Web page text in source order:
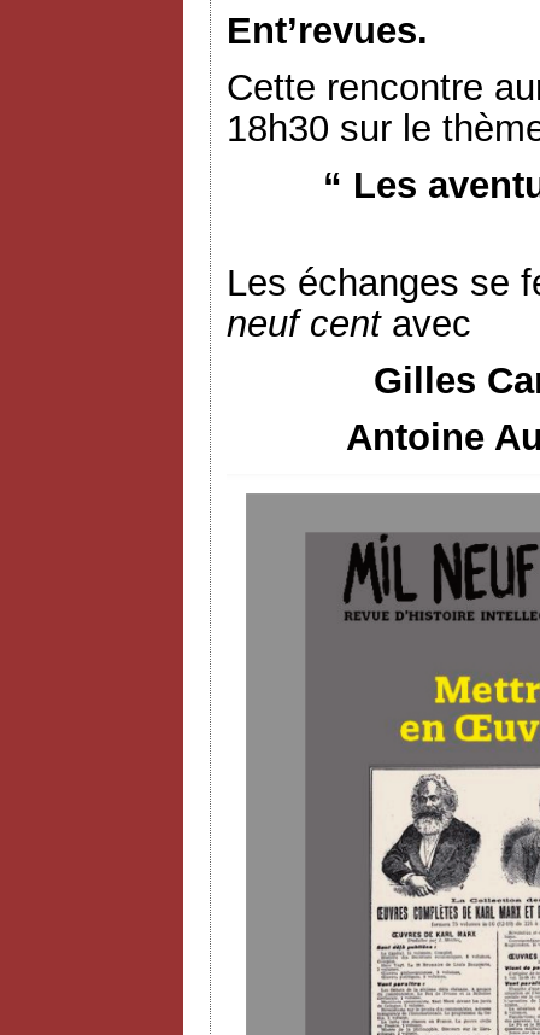
Ent’revues.
Cette rencontre
18h30 sur le
“ Les
Les échanges se
neuf centavec
Gilles
Antoine